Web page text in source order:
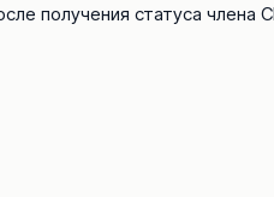
получения статуса члена